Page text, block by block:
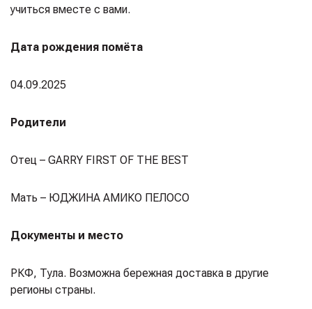
учиться вместе с вами.
Дата рождения помёта
04.09.2025
Родители
Отец – GARRY FIRST OF THE BEST
Мать – ЮДЖИНА АМИКО ПЕЛОСО
Документы и место
РКФ, Тула. Возможна бережная доставка в другие
регионы страны.